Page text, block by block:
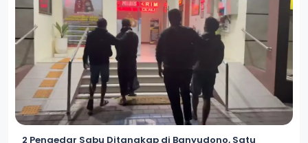
2 Pengedar Sabu Ditangkap di Banyudono, Satu